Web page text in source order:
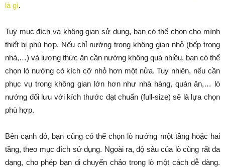
là gì.
Tuỳ mục đích và không gian sử dụng, bạn có thể chọn cho mình
thiết bị phù hợp. Nếu chỉ nướng trong không gian nhỏ (bếp trong
nhà,…) và lượng thức ăn cần nướng không quá nhiều, bạn có thể
chọn lò nướng có kích cỡ nhỏ hơn một nửa. Tuy nhiên, nếu cần
phục vụ trong không gian lớn hơn như nhà hàng, quán ăn,… lò
nướng đối lưu với kích thước đạt chuẩn (full-size) sẽ là lựa chọn
phù hợp.
Bên cạnh đó, bạn cũng có thể chọn lò nướng một tầng hoặc hai
tầng, theo mục đích sử dụng. Ngoài ra, độ sâu của lò cũng rất đa
dạng, cho phép bạn di chuyển chảo trong lò một cách dễ dàng.